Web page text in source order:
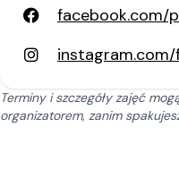
facebook.com/p
Terminy i szczegóły zajęć
organizatorem, zanim